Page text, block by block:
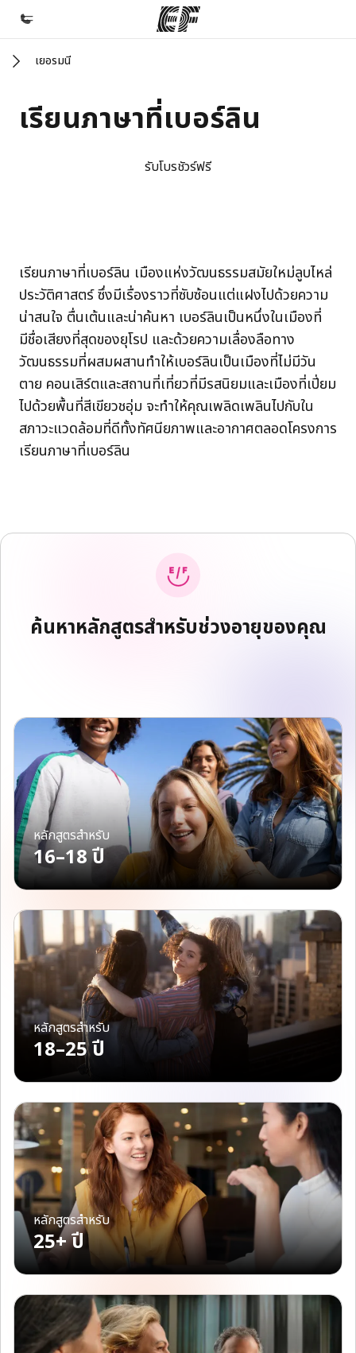
หน้าหลัก
โปรแกรม
ประวัติองค์กร
อาชีพ
ร่วมงานกับเรา
เยอรมนี
เรียนภาษาที่เบอร์ลิน
รับโบรชัวร์ฟรี
เรียนภาษาที่เบอร์ลิน เมืองแห่งวัฒนธรรมสมัยใหม่ลูบไหล่
ประวัติศาสตร์ ซึ่งมีเรื่องราวที่ซับซ้อนแต่แฝงไปด้วยความ
น่าสนใจ ตื่นเต้นและน่าค้นหา เบอร์ลินเป็นหนึ่งในเมืองที่
มีชื่อเสียงที่สุดของยุโรป และด้วยความเลื่องลือทาง
วัฒนธรรมที่ผสมผสานทำให้เบอร์ลินเป็นเมืองที่ไม่มีวัน
ตาย คอนเสิร์ตและสถานที่เที่ยวที่มีรสนิยมและเมืองที่เปี่ยม
ไปด้วยพื้นที่สีเขียวชอุ่ม จะทำให้คุณเพลิดเพลินไปกับใน
สภาวะแวดล้อมที่ดีทั้งทัศนียภาพและอากาศตลอดโครงการ
เรียนภาษาที่เบอร์ลิน
ค้นหาหลักสูตรสำหรับช่วงอายุของคุณ
หลักสูตรสำหรับ
16–18 ปี
หลักสูตรสำหรับ
18–25 ปี
หลักสูตรสำหรับ
25+ ปี